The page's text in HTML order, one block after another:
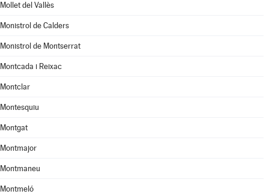
Mollet del Vallès
Monistrol de Calders
Monistrol de Montserrat
Montcada i Reixac
Montclar
Montesquiu
Montgat
Montmajor
Montmaneu
Montmeló